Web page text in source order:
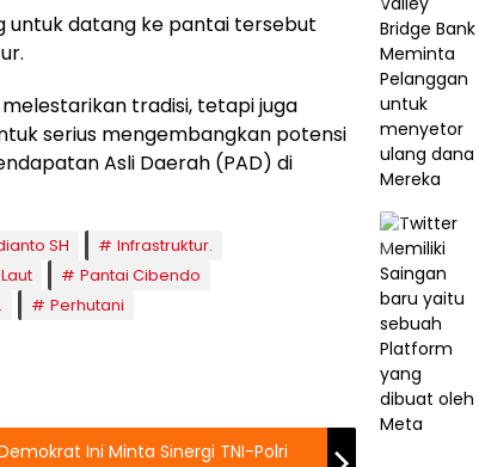
untuk datang ke pantai tersebut
tradisi, tetapi juga
serius mengembangkan potensi
Asli Daerah (PAD) di
SH
Infrastruktur.
Pantai Cibendo
Perhutani
Ini Minta Sinergi TNI-Polri